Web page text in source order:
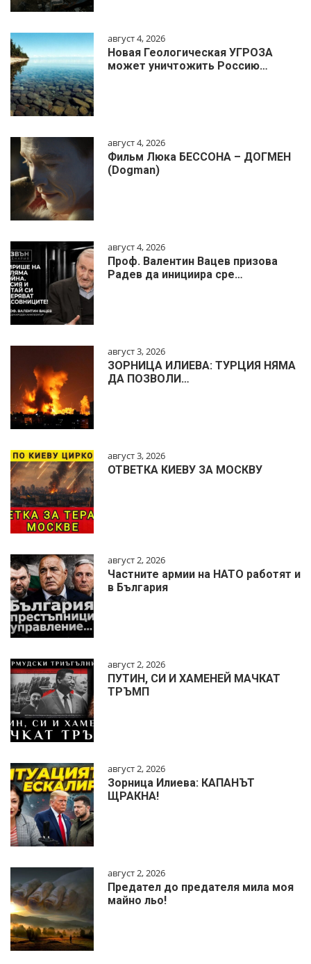
август 4, 2026
Новая Геологическая УГРОЗА
может уничтожить Россию…
август 4, 2026
Фильм Люка БЕССОНА – ДОГМЕН
(Dogman)
август 4, 2026
Проф. Валентин Вацев призова
Радев да инициира сре…
август 3, 2026
ЗОРНИЦА ИЛИЕВА: ТУРЦИЯ НЯМА
ДА ПОЗВОЛИ…
август 3, 2026
ОТВЕТКА КИЕВУ ЗА МОСКВУ
август 2, 2026
Частните армии на НАТО работят и
в България
август 2, 2026
ПУТИН, СИ И ХАМЕНЕЙ МАЧКАТ
ТРЪМП
август 2, 2026
Зорница Илиева: КАПАНЪТ
ЩРАКНА!
август 2, 2026
Предател до предателя мила моя
майно льо!